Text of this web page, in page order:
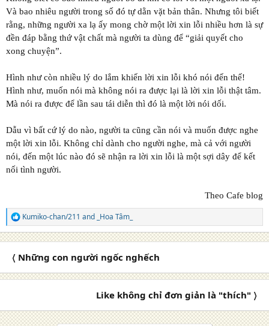
Và bao nhiêu người trong số đó tự dằn vặt bản thân. Nhưng tôi biết
rằng, những người xa lạ ấy mong chờ một lời xin lỗi nhiều hơn là sự
đền đáp bằng thứ vật chất mà người ta dùng để “giải quyết cho
xong chuyện”.
Hình như còn nhiều lý do lắm khiến lời xin lỗi khó nói đến thế!
Hình như, muốn nói mà không nói ra được lại là lời xin lỗi thật tâm.
Mà nói ra được để lần sau tái diễn thì đó là một lời nói dối.
Dẫu vì bất cứ lý do nào, người ta cũng cần nói và muốn được nghe
một lời xin lỗi. Không chỉ dành cho người nghe, mà cả với người
nói, đến một lúc nào đó sẽ nhận ra lời xin lỗi là một sợi dây để kết
nối tình người.
Theo Cafe blog
R
e
a
o
Kumiko-chan/211 and _Hoa Tâm_
〈 Những con người ngốc nghếch
Like không chỉ đơn giản là "thích" 〉